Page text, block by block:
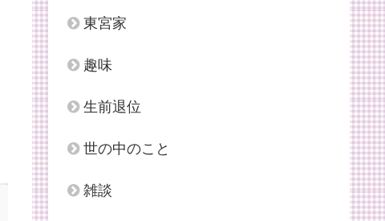
東宮家
趣味
生前退位
世の中のこと
雑談